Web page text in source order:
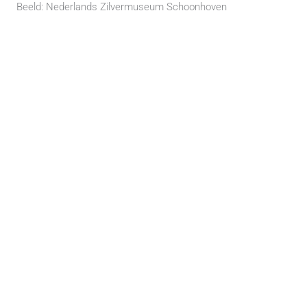
Beeld: Nederlands Zilvermuseum Schoonhoven